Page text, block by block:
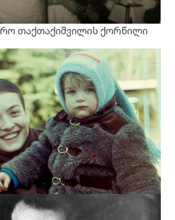
თაქთაქიშვილის ქორწილი